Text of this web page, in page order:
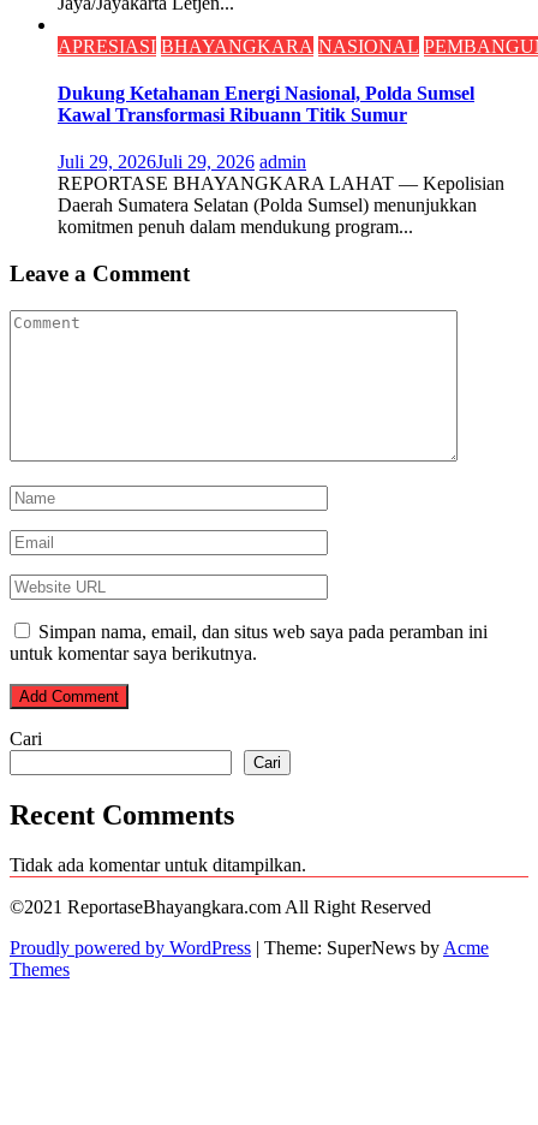
APRESIASI BHAYANGKARA NASIONAL
Dukung Ketahanan Energi Nasional, Polda Sumsel
Kawal Transformasi Ribuann Titik Sumur
Juli 29, 2026Juli 29, 2026 admin
REPORTASE BHAYANGKARA ​LAHAT — Kepolisian
Daerah Sumatera Selatan (Polda Sumsel) menunjukkan
komitmen penuh dalam mendukung program...
Leave a Comment
Simpan nama, email, dan situs web saya pada peramban ini
untuk komentar saya berikutnya.
Cari
Cari
Recent Comments
Tidak ada komentar untuk ditampilkan.
©2021 ReportaseBhayangkara.com All Right Reserved
Proudly powered by WordPress
Theme: SuperNews byAcme
Themes